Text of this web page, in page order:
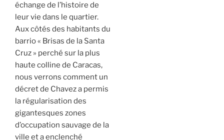
échange de l’histoire de
leur vie dans le quartier.
Aux côtés des habitants du
barrio « Brisas de la Santa
Cruz » perché sur la plus
haute colline de Caracas,
nous verrons comment un
décret de Chavez a permis
la régularisation des
gigantesques zones
d’occupation sauvage de la
ville et a enclenché